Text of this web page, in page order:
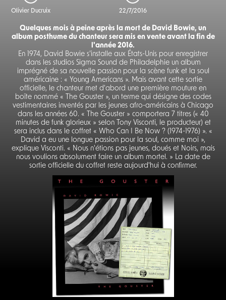
Olivier Ducruix 22/7/2016
Quelques mois à peine après la mort de David Bowie, un
album posthume du chanteur sera mis en vente avant la fin de
l'année 2016.
En 1974, David Bowie s’installe aux États-Unis pour enregistrer
dans les studios Sigma Sound de Philadelphie un album
imprégné de sa nouvelle passion pour la scène funk et la soul
américaine : « Young Americans ». Mais avant cette sortie
officielle, le chanteur met d'abord une première mouture en
boîte nommé « The Gouster », un terme qui désigne des codes
vestimentaires inventés par les jeunes afro-américains à Chicago
dans les années 60. « The Gouster » comportera 7 titres (« 40
minutes de funk glorieux » selon Tony Visconti, le producteur) et
sera inclus dans le coffret « Who Can I Be Now ? (1974-1976) ». «
David a eu une longue passion pour la soul, comme moi »,
explique Visconti. « Nous n'étions pas jeunes, doués et Noirs, mais
nous voulions absolument faire un album mortel. » La date de
sortie officielle du coffret reste aujourd'hui à confirmer.